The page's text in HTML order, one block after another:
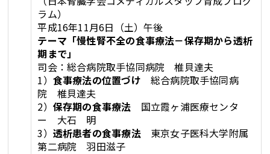
ラム）
平成16年11月6日（土）午後
テーマ「慢性腎不全の食事療法－保存期から透析
期まで」
司会：総合病院取手協同病院 椎貝達夫
1） 食事療法の位置づけ 総合病院取手協同病
院 椎貝達夫
2） 保存期の食事療法 国立霞ヶ浦医療センタ
ー 大石 明
3） 透析患者の食事療法東京女子医科大学附属
第二病院 羽田滋子